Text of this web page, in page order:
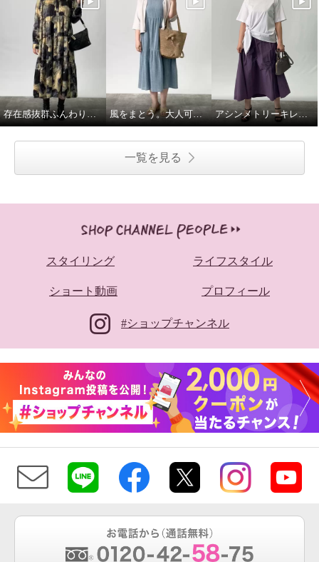
存在感抜群ふんわりモードなワンピース 風をまとう。大人可愛い夏ワンピース
一覧を見る
スタイリング ライフスタイル
ショート動画 プロフィール
#ショップチャンネル